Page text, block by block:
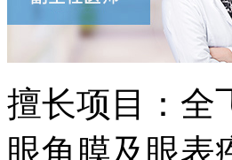
擅长项目： 全
眼角膜及眼表